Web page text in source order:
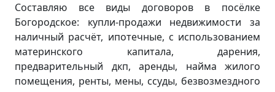
Составляю все виды договоров в посёлке
Богородское: купли-продажи недвижимости за
наличный расчёт, ипотечные, с использованием
материнского капитала, дарения,
предварительный дкп, аренды, найма жилого
помещения, ренты, мены, ссуды, безвозмездного